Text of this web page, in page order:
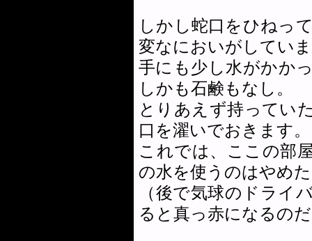
しかし蛇口をひねっ
変なにおいがしてい
手にも少し水がかか
しかも石鹸もなし。
とりあえず持ってい
口を濯いでおきます。
これでは、ここの部
の水を使うのはやめ
（後で気球のドライ
ると真っ赤になるの